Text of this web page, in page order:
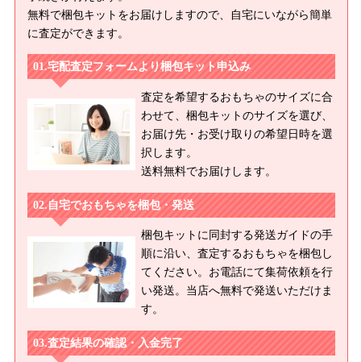
無料で梱包キットをお届けしますので、自宅にいながら簡単
に査定ができます。
宅配査定フォームより梱包キット申込み
査定を希望するおもちゃのサイズに合
わせて、梱包キットのサイズを選び、
お届け先・お受け取りの希望日時を選
択します。
送料無料でお届けします。
自宅でおもちゃを梱包・発送
梱包キットに同封する発送ガイドの手
順に沿い、査定するおもちゃを梱包し
てください。お電話にて集荷依頼を行
い発送。当店へ無料で発送いただけま
す。
査定結果の確認・入金完了